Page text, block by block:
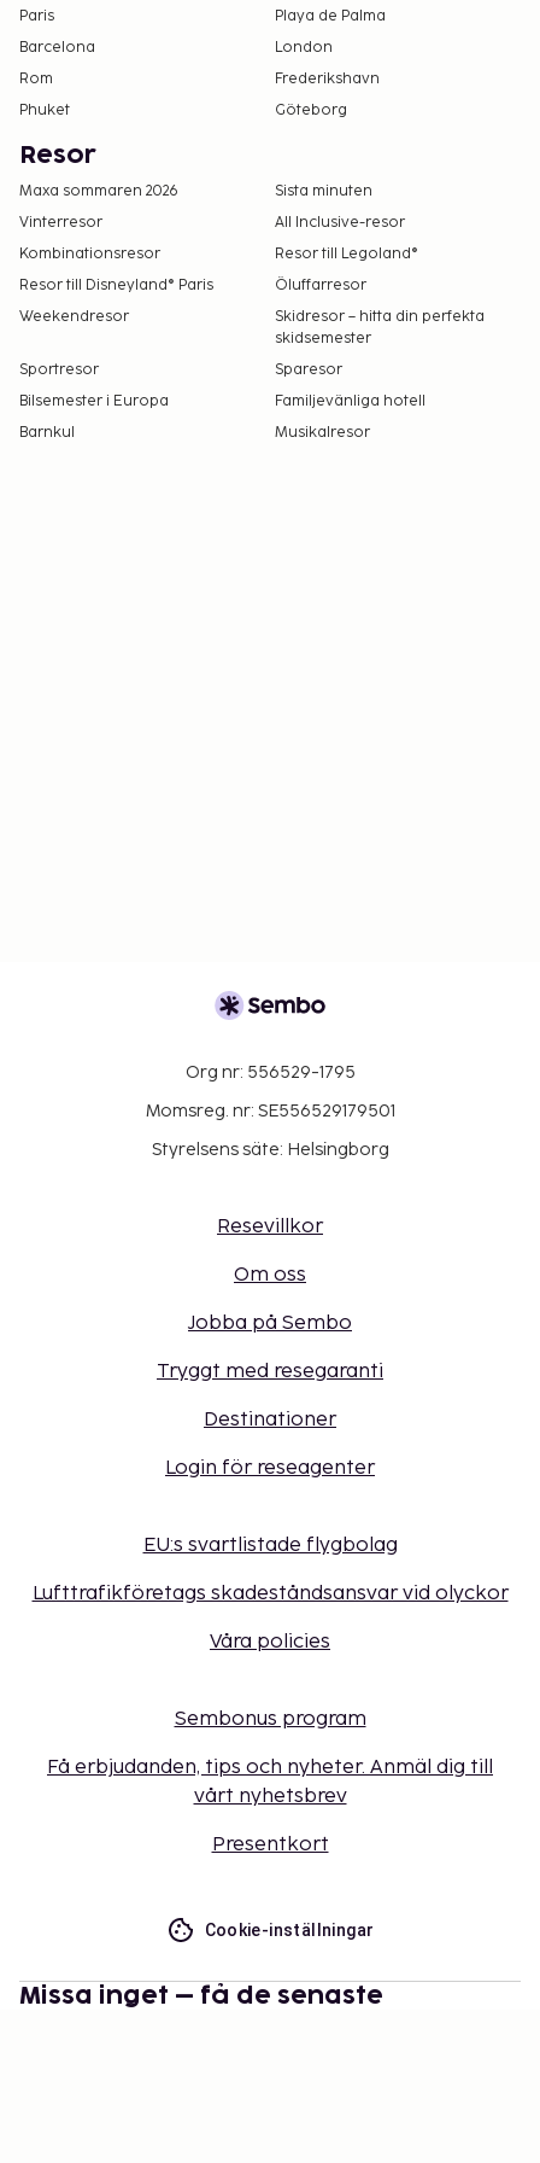
läggning och könsidentitet (HBTQ+-vänligt).
Paris
Playa de Palma
Barcelona
London
Rom
Frederikshavn
Phuket
Göteborg
Resor
Maxa sommaren 2026
Sista minuten
Vinterresor
All Inclusive-resor
Kombinationsresor
Resor till Legoland®
Resor till Disneyland® Paris
Öluffarresor
Weekendresor
Skidresor – hitta din perfekta
skidsemester
Sportresor
Sparesor
Bilsemester i Europa
Familjevänliga hotell
Barnkul
Musikalresor
Org nr: 556529-1795
Momsreg. nr: SE556529179501
Styrelsens säte: Helsingborg
Resevillkor
Om oss
Jobba på Sembo
Tryggt med resegaranti
Destinationer
Login för reseagenter
EU:s svartlistade flygbolag
Lufttrafikföretags skadeståndsansvar vid olyckor
Våra policies
Sembonus program
Få erbjudanden, tips och nyheter. Anmäl dig till
vårt nyhetsbrev
Presentkort
Cookie-inställningar
Missa inget – få de senaste